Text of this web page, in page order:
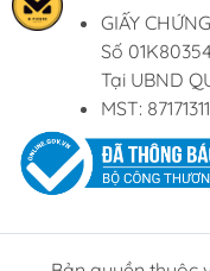
GIẤY
Số
Tại UBND
MST: